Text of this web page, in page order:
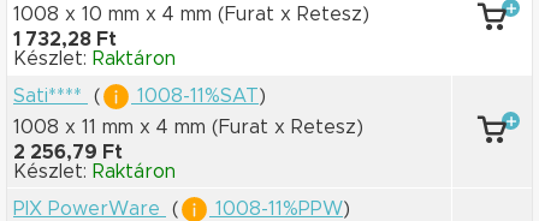
1008 x 10 mm x 4 mm (Furat x Retesz)
1 732,28 Ft
Készlet: Raktáron
Sati****
( 1008-11%SAT)
1008 x 11 mm x 4 mm (Furat x Retesz)
2 256,79 Ft
Készlet: Raktáron
PIX PowerWare
( 1008-11%PPW)